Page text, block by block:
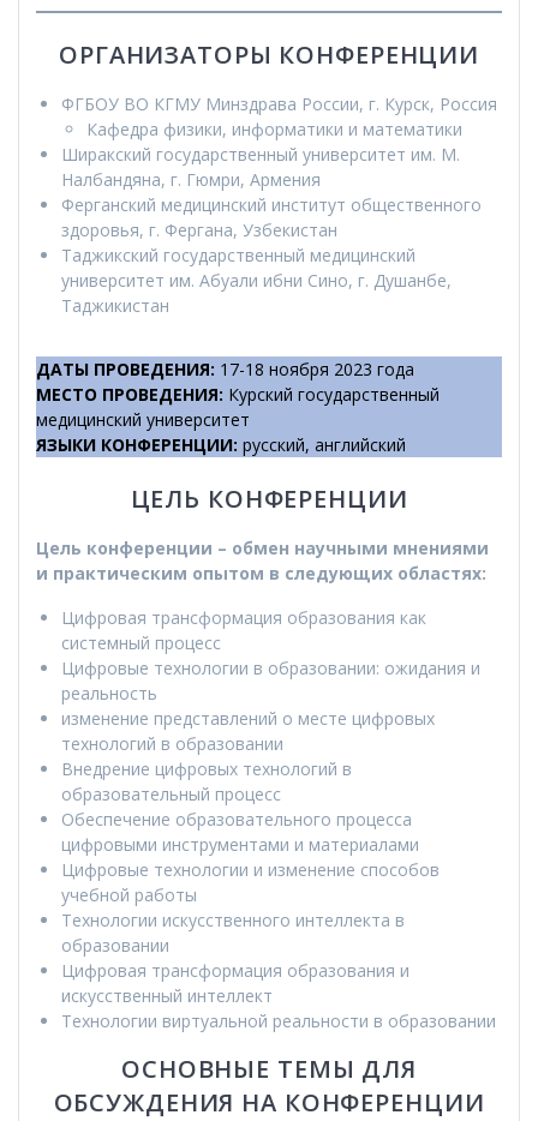
ОРГАНИЗАТОРЫ КОНФЕРЕНЦИИ
ФГБОУ ВО КГМУ Минздрава России, г. Курск, Россия
Кафедра физики, информатики и математики
Ширакский государственный университет им. М.
Налбандяна, г. Гюмри, Армения
Ферганский медицинский институт общественного
здоровья, г. Фергана, Узбекистан
Таджикский государственный медицинский
университет им. Абуали ибни Сино, г. Душанбе,
Таджикистан
ДАТЫ ПРОВЕДЕНИЯ: 17-18 ноября 2023 года
МЕСТО ПРОВЕДЕНИЯ: Курский государственный
медицинский университет
ЯЗЫКИ КОНФЕРЕНЦИИ: русский, английский
ЦЕЛЬ КОНФЕРЕНЦИИ
Цель конференции – обмен научными мнениями
и практическим опытом в следующих областях:
Цифровая трансформация образования как
системный процесс
Цифровые технологии в образовании: ожидания и
реальность
изменение представлений о месте цифровых
технологий в образовании
Внедрение цифровых технологий в
образовательный процесс
Обеспечение образовательного процесса
цифровыми инструментами и материалами
Цифровые технологии и изменение способов
учебной работы
Технологии искусственного интеллекта в
образовании
Цифровая трансформация образования и
искусственный интеллект
Технологии виртуальной реальности в образовании
ОСНОВНЫЕ ТЕМЫ ДЛЯ
ОБСУЖДЕНИЯ НА КОНФЕРЕНЦИИ